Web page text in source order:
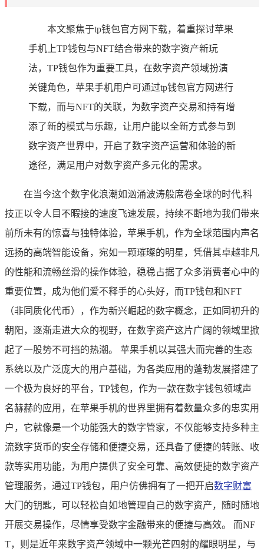
本文聚焦于tp钱包官方网下载，着重探讨苹果
手机上TP钱包与NFT结合带来的数字资产新玩
法，TP钱包作为重要工具，在数字资产领域扮演
关键角色，苹果手机用户可通过tp钱包官方网进行
下载，而与NFT的关联，为数字资产交易和持有增
添了新的模式与乐趣，让用户能以全新方式参与到
数字资产世界中，开启了数字资产运营和体验的新
途径，满足用户对数字资产多元化的需求。
在当今这个数字化浪潮如汹涌波涛般席卷全球的时代,科
技正以令人目不暇接的速度飞速发展，持续不断地为我们带来
前所未有的惊喜与独特体验，苹果手机，作为全球范围内声名
远扬的高端智能设备，宛如一颗璀璨的明星，凭借其卓越非凡
的性能和流畅丝滑的操作体验，稳稳占据了众多消费者心中的
重要位置，成为他们爱不释手的心头好，而TP钱包和NFT
（非同质化代币），作为新兴崛起的数字概念，正如同初升的
朝阳，逐渐走进大众的视野，在数字资产这片广阔的领域里掀
起了一股势不可挡的热潮。 苹果手机以其强大而完善的生态
系统以及广泛庞大的用户基础，为各类应用的蓬勃发展搭建了
一个极为良好的平台，TP钱包，作为一款在数字钱包领域声
名赫赫的应用，在苹果手机的世界里拥有着数量众多的忠实用
户，它就像是一个功能强大的数字管家，不仅能够支持多种主
流数字货币的安全存储和便捷交易，还具备了便捷的转账、收
款等实用功能，为用户提供了安全可靠、高效便捷的数字资产
管理服务，通过TP钱包，用户仿佛拥有了一把开启数字财富
大门的钥匙，可以轻松自如地管理自己的数字资产，随时随地
开展交易操作，尽情享受数字金融带来的便捷与高效。 而NF
T，则是近年来数字资产领域中一颗光芒四射的耀眼明星，与